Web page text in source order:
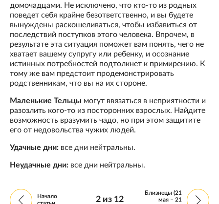
домочадцами. Не исключено, что кто-то из родных
поведет себя крайне безответственно, и вы будете
вынуждены раскошеливаться, чтобы избавиться от
последствий поступков этого человека. Впрочем, в
результате эта ситуация поможет вам понять, чего не
хватает вашему супругу или ребенку, и осознание
истинных потребностей подтолкнет к примирению. К
тому же вам предстоит продемонстрировать
родственникам, что вы на их стороне.
Маленькие Тельцы могут ввязаться в неприятности и
разозлить кого-то из посторонних взрослых. Найдите
возможность вразумить чадо, но при этом защитите
его от недовольства чужих людей.
Удачные дни: все дни нейтральны.
Неудачные дни: все дни нейтральны.
Начало
2из 12
Близнецы (21
мая – 21